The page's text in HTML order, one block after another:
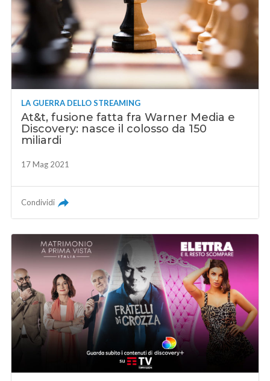
LA GUERRA DELLO STREAMING
At&t, fusione fatta fra Warner Media e
Discovery: nasce il colosso da 150
miliardi
17 Mag 2021
Condividi